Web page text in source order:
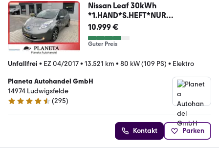
Nissan Leaf 30kWh
*1.HAND*S.HEFT*NUR
13TKM*360°CAM*BOSE
10.999 €
Guter Preis
Unfallfrei • EZ 04/2017• 13.521 km • 80 kW (109 PS) • Elektro
Planeta Autohandel GmbH
14974 Ludwigsfelde
4.7 Sterne
(295)
Kontakt Parken